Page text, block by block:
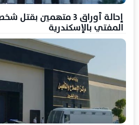
إحالة أوراق 3 متهمين
المفتي بالإسكندرية